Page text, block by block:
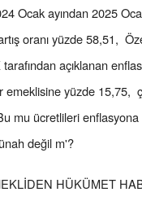
Ocak ayından 2025
oranı yüzde 58,51,
açıklanan
yüzde 15,75,
mu ücretlileri
değil m'?
HÜKÜMET